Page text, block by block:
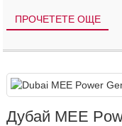
ПРОЧЕТЕТЕ ОЩЕ
Дубай MEE